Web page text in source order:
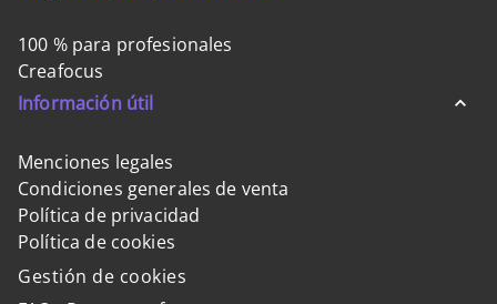
100 % para profesionales
Creafocus
Información útil
Menciones legales
Condiciones generales de venta
Política de privacidad
Política de cookies
Gestión de cookies